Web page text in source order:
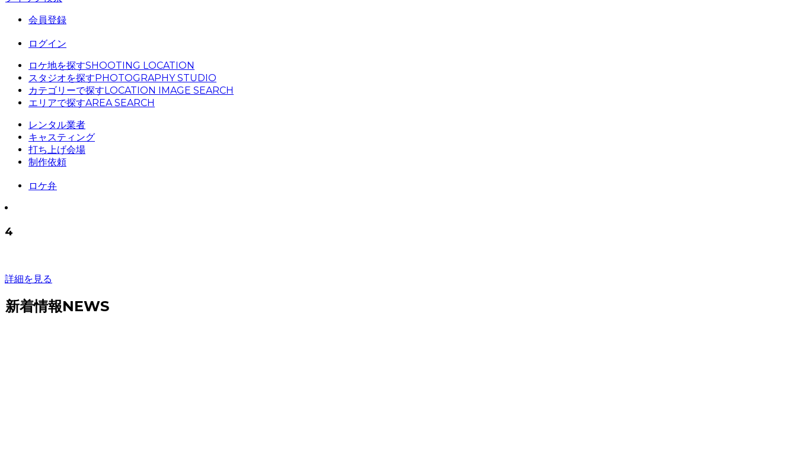
会員登録
ログイン
ロケ地を探すSHOOTING LOCATION
スタジオを探すPHOTOGRAPHY STUDIO
カテゴリーで探すLOCATION IMAGE SEARCH
エリアで探すAREA SEARCH
レンタル業者
キャスティング
打ち上げ会場
制作依頼
ロケ弁
4
詳細を見る
新着情報NEWS